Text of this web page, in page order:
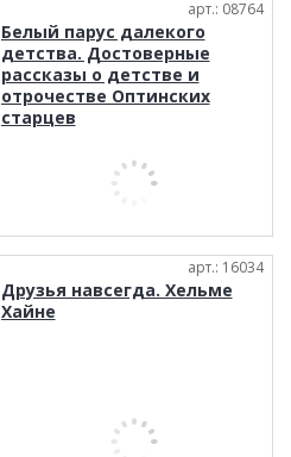
арт.: 08764
Белый парус далекого
детства. Достоверные
рассказы о детстве и
отрочестве Оптинских
старцев
арт.: 16034
Друзья навсегда. Хельме
Хайне